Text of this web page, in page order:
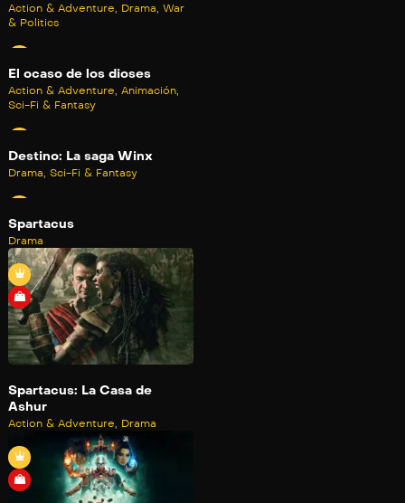
Action & Adventure, Drama, War
& Politics
El ocaso de los dioses
Action & Adventure, Animación,
Sci-Fi & Fantasy
Destino: La saga Winx
Drama, Sci-Fi & Fantasy
Spartacus
Drama
Spartacus: La Casa de
Ashur
Action & Adventure Drama